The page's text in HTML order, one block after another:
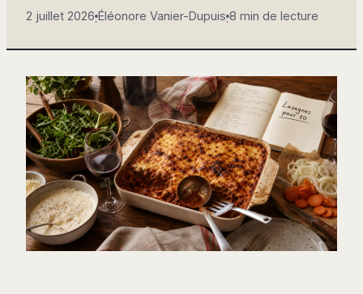
2 juillet 2026·Éléonore Vanier-Dupuis·8 min de lecture